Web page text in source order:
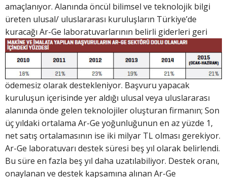
amaçlanıyor. Alanında öncül bilimsel ve teknolojik bilgi
üreten ulusal/ uluslararası kuruluşların Türkiye’de
kuracağı Ar-Ge laboratuvarlarının belirli giderleri geri
ödemesiz olarak destekleniyor. Başvuru yapacak
kuruluşun içerisinde yer aldığı ulusal veya uluslararası
alanında önde gelen teknolojiler oluşturan firmanın; Son
üç yıldaki ortalama Ar-Ge yoğunluğunun en az yüzde 1,
net satış ortalamasının ise iki milyar TL olması gerekiyor.
Ar-Ge laboratuvarı destek süresi beş yıl olarak belirlendi.
Bu süre en fazla beş yıl daha uzatılabiliyor. Destek oranı,
onaylanan ve destek kapsamına alınan Ar-Ge